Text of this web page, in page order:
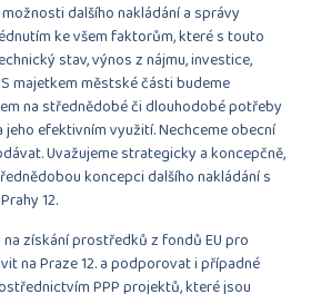
dalšího nakládání a správy
ke všem faktorům, které s touto
stav, výnos z nájmu, investice,
majetkem městské části budeme
na střednědobé či dlouhodobé potřeby
jeho efektivním využití. Nechceme obecní
Uvažujeme strategicky a koncepčně,
koncepci dalšího nakládání s
12.
získání prostředků z fondů EU pro
na Praze 12. a podporovat i případné
PPP projektů, které jsou